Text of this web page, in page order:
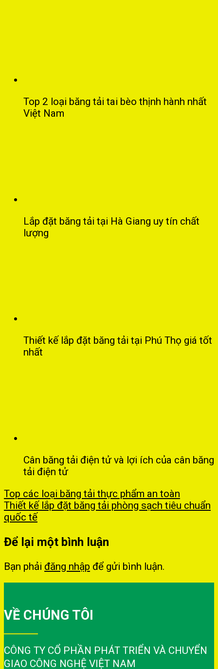
Top 2 loại băng tải tai bèo thịnh hành nhất
Việt Nam
Lắp đặt băng tải tại Hà Giang uy tín chất
lượng
Thiết kế lắp đặt băng tải tại Phú Thọ giá tốt
nhất
Cân băng tải điện tử và lợi ích của cân băng
tải điện tử
Top các loại băng tải thực phẩm an toàn
Thiết kế lắp đặt băng tải phòng sạch tiêu chuẩn
quốc tế
Để lại một bình luận
Bạn phải đăng nhập để gửi bình luận.
VỀ CHÚNG TÔI
CÔNG TY CỔ PHẦN PHÁT TRIỂN VÀ CHUYỂN
GIAO CÔNG NGHỆ VIỆT NAM